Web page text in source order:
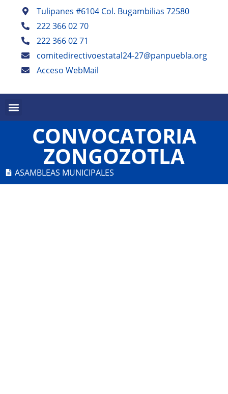
Tulipanes #6104 Col. Bugambilias 72580
222 366 02 70
222 366 02 71
comitedirectivoestatal24-27@panpuebla.org
Acceso WebMail
CONVOCATORIA
ZONGOZOTLA
ASAMBLEAS MUNICIPALES